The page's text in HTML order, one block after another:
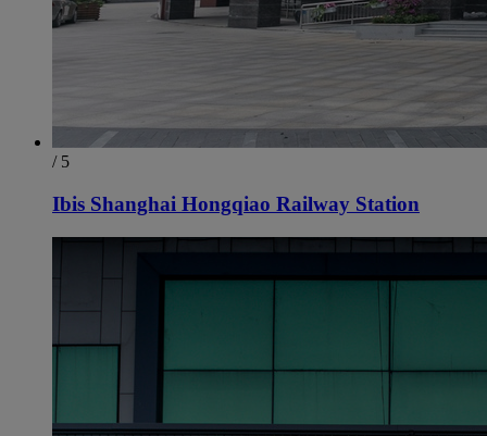
/ 5
Ibis Shanghai Hongqiao Railway Station